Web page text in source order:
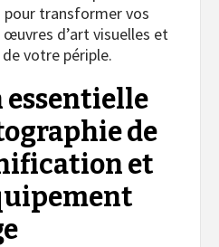
pour transformer vos
d’art visuelles et
votre périple.
de
et